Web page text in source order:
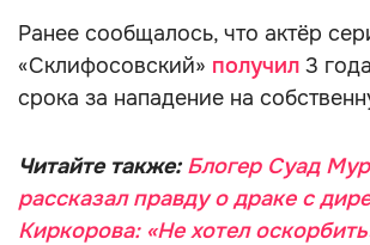
Ранее сообщалось, что актёр
«Склифосовский» получил 3
срока за нападение на
Читайте также: Блогер Суад
рассказал правду о драке с
Киркорова: «Не хотел